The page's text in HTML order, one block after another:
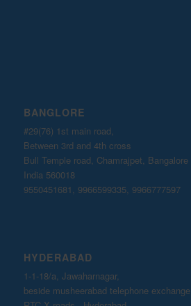
BANGLORE
#29(76) 1st main road,
Between 3rd and 4th cross
Bull Temple road, Chamrajpet, Bangalore
India 560018
9550451681, 9966599335, 9966777597
HYDERABAD
1-1-18/a, Jawaharnagar,
beside musheerabad telephone exchange